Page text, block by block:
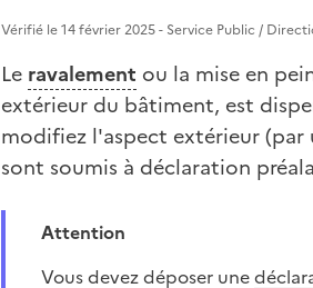
Vérifié le 14 février 2025 - Service Public /
Le ravalement ou la mise en
extérieur du bâtiment, est
modifiez l'aspect extérieur (par
sont soumis à déclaration
Attention
Vous devez déposer une